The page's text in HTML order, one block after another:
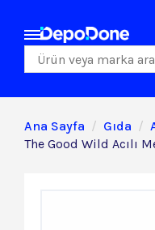
Ana Sayfa Gıda
The Good Wild Acılı